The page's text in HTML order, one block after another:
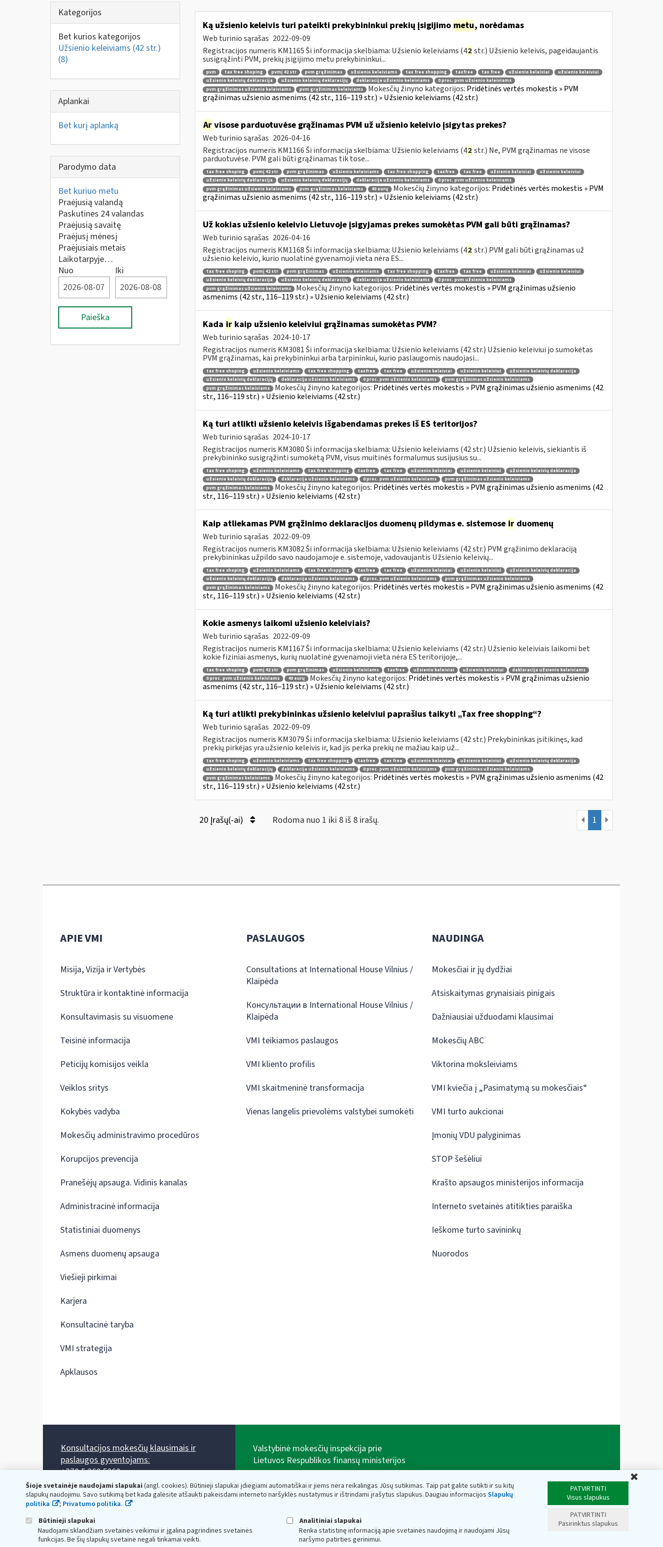
Kategorijos
Bet kurios kategorijos
Užsienio keleiviams (42 str.)
(8)
Aplankai
Bet kurį aplanką
Parodymo data
Bet kuriuo metu
Praėjusią valandą
Paskutines 24 valandas
Praėjusią savaitę
Praėjusį mėnesį
Praėjusiais metais
Laikotarpyje…
Nuo
Iki
Paieška
Ką užsienio keleivis turi pateikti prekybininkui prekių įsigijimo metu, norėdamas
Web turinio sąrašas 2022-09-09
Registracijos numeris KM1165 Ši informacija skelbiama: Užsienio keleiviams (42 str.) Užsienio keleivis, pageidaujantis
susigrąžinti PVM, prekių įsigijimo metu prekybininkui...
pvm tax free shoping pvmį 42 str pvm grąžinimas užsienio keleiviams tax free shopping taxfree tax free užsienio keleiviai
užsienio keleiviui
užsienio keleivių deklaracija
užsienio keleivių deklaracijų deklaracija užsienio keleiviams
0 proc. pvm užsienio keleiviams
pvm grąžinimas užsienio keleiviams
pvm grąžinimas keleiviams Mokesčių žinyno kategorijos: Pridėtinės vertės mokestis » PVM
grąžinimas užsienio asmenims (42 str., 116–119 str.) » Užsienio keleiviams (42 str.)
Arvisose parduotuvėse grąžinamas PVM už užsienio keleivio įsigytas prekes?
Web turinio sąrašas 2026-04-16
Registracijos numeris KM1166 Ši informacija skelbiama: Užsienio keleiviams (42 str.) Ne, PVM grąžinamas ne visose
parduotuvėse. PVM gali būti grąžinamas tik tose...
tax free shoping pvmį 42 str pvm grąžinimas užsienio keleiviams tax free shopping taxfree tax free užsienio keleiviai
užsienio keleiviui
užsienio keleivių deklaracija
užsienio keleivių deklaracijų deklaracija užsienio keleiviams
0 proc. pvm užsienio keleiviams
pvm grąžinimas užsienio keleiviams
pvm grąžinimas keleiviams 40 eurų Mokesčių žinyno kategorijos: Pridėtinės vertės mokestis » PVM
grąžinimas užsienio asmenims (42 str., 116–119 str.) » Užsienio keleiviams (42 str.)
Už kokias užsienio keleivio Lietuvoje įsigyjamas prekes sumokėtas PVM gali būti grąžinamas?
Web turinio sąrašas 2026-04-16
Registracijos numeris KM1168 Ši informacija skelbiama: Užsienio keleiviams (42 str.) PVM gali būti grąžinamas už
užsienio keleivio, kurio nuolatinė gyvenamoji vieta nėra ES...
tax free shoping pvmį 42 str pvm grąžinimas užsienio keleiviams tax free shopping taxfree tax free užsienio keleiviai
užsienio keleiviui
užsienio keleivių deklaracija
užsienio keleivių deklaracijų deklaracija užsienio keleiviams
0 proc. pvm užsienio keleiviams
pvm grąžinimas užsienio keleiviams
Mokesčių žinyno kategorijos: Pridėtinės vertės mokestis » PVM grąžinimas užsienio
asmenims (42 str., 116–119 str.) » Užsienio keleiviams (42 str.)
Kada irkaip užsienio keleiviui grąžinamas sumokėtas PVM?
Web turinio sąrašas 2024-10-17
Registracijos numeris KM3081 Ši informacija skelbiama: Užsienio keleiviams (42 str.) Užsienio keleiviui jo sumokėtas
PVM grąžinamas, kai prekybininkui arba tarpininkui, kurio paslaugomis naudojasi...
tax free shoping užsienio keleiviams tax free shopping taxfree tax free užsienio keleiviai užsienio keleiviui
užsienio keleivių deklaracija
užsienio keleivių deklaracijų
deklaracija užsienio keleiviams 0 proc. pvm užsienio keleiviams
pvm grąžinimas užsienio keleiviams
pvm grąžinimas keleiviams
Mokesčių žinyno kategorijos: Pridėtinės vertės mokestis » PVM grąžinimas užsienio asmenims (42
str., 116–119 str.) » Užsienio keleiviams (42 str.)
Ką turi atlikti užsienio keleivis išgabendamas prekes iš ES teritorijos?
Web turinio sąrašas 2024-10-17
Registracijos numeris KM3080 Ši informacija skelbiama: Užsienio keleiviams (42 str.) Užsienio keleivis, siekiantis iš
prekybininko susigrąžinti sumokėtą PVM, visus muitinės formalumus susijusius su...
tax free shoping užsienio keleiviams tax free shopping taxfree tax free užsienio keleiviai užsienio keleiviui
užsienio keleivių deklaracija
užsienio keleivių deklaracijų
deklaracija užsienio keleiviams 0 proc. pvm užsienio keleiviams
pvm grąžinimas užsienio keleiviams
pvm grąžinimas keleiviams
Mokesčių žinyno kategorijos: Pridėtinės vertės mokestis » PVM grąžinimas užsienio asmenims (42
str., 116–119 str.) » Užsienio keleiviams (42 str.)
Kaip atliekamas PVM grąžinimo deklaracijos duomenų pildymas e. sistemose irduomenų
Web turinio sąrašas 2022-09-09
Registracijos numeris KM3082 Ši informacija skelbiama: Užsienio keleiviams (42 str.) PVM grąžinimo deklaraciją
prekybininkas užpildo savo naudojamoje e. sistemoje, vadovaujantis Užsienio keleivių...
tax free shoping užsienio keleiviams tax free shopping taxfree tax free užsienio keleiviai užsienio keleiviui
užsienio keleivių deklaracija
užsienio keleivių deklaracijų
deklaracija užsienio keleiviams 0 proc. pvm užsienio keleiviams
pvm grąžinimas užsienio keleiviams
pvm grąžinimas keleiviams
Mokesčių žinyno kategorijos: Pridėtinės vertės mokestis » PVM grąžinimas užsienio asmenims (42
str., 116–119 str.) » Užsienio keleiviams (42 str.)
Kokie asmenys laikomi užsienio keleiviais?
Web turinio sąrašas 2022-09-09
Registracijos numeris KM1167 Ši informacija skelbiama: Užsienio keleiviams (42 str.) Užsienio keleiviais laikomi bet
kokie fiziniai asmenys, kurių nuolatinė gyvenamoji vieta nėra ES teritorijoje,...
tax free shoping pvmį 42 str pvm grąžinimas užsienio keleiviams taxfree užsienio keleiviai užsienio keleiviui
deklaracija užsienio keleiviams
0 proc. pvm užsienio keleiviams
40 eurų Mokesčių žinyno kategorijos: Pridėtinės vertės mokestis » PVM grąžinimas užsienio
asmenims (42 str., 116–119 str.) » Užsienio keleiviams (42 str.)
Ką turi atlikti prekybininkas užsienio keleiviui paprašius taikyti „Tax free shopping“?
Web turinio sąrašas 2022-09-09
Registracijos numeris KM3079 Ši informacija skelbiama: Užsienio keleiviams (42 str.) Prekybininkas įsitikinęs, kad
prekių pirkėjas yra užsienio keleivis ir, kad jis perka prekių ne mažiau kaip už...
tax free shoping užsienio keleiviams tax free shopping taxfree tax free užsienio keleiviai užsienio keleiviui
užsienio keleivių deklaracija
užsienio keleivių deklaracijų
deklaracija užsienio keleiviams 0 proc. pvm užsienio keleiviams
pvm grąžinimas užsienio keleiviams
pvm grąžinimas keleiviams
Mokesčių žinyno kategorijos: Pridėtinės vertės mokestis » PVM grąžinimas užsienio asmenims (42
str., 116–119 str.) » Užsienio keleiviams (42 str.)
20 Įrašų(-ai) Rodoma nuo 1 iki 8 iš 8 irašų. 1
Šioje svetainėje naudojami slapukai(angl. cookies). Būtinieji slapukai įdiegiami automatiškai ir jiems nėra reikalingas Jūsų sutikimas. Taip pat galite sutikti ir su kitų
slapukų naudojimu. Savo sutikimą bet kada galėsite atšaukti pakeisdami interneto naršyklės nustatymus ir ištrindami įrašytus slapukus. Daugiau informacijos Slapukų
politika
; Privatumo politika.
Būtinieji slapukai
Naudojami sklandžiam svetainės veikimui ir įgalina pagrindines svetainės
funkcijas. Be šių slapukų svetainė negali tinkamai veikti.
Analitiniai slapukai
Renka statistinę informaciją apie svetainės naudojimą ir naudojami Jūsų
naršymo patirties gerinimui.
PATVIRTINTI
Visus slapukus
PATVIRTINTI
Pasirinktus slapukus
APIE VMI
Misija, Vizija ir Vertybės
Struktūra ir kontaktinė informacija
Konsultavimasis su visuomene
Teisinė informacija
Peticijų komisijos veikla
Veiklos sritys
Kokybės vadyba
Mokesčių administravimo procedūros
Korupcijos prevencija
Pranešėjų apsauga. Vidinis kanalas
Administracinė informacija
Statistiniai duomenys
Asmens duomenų apsauga
Viešieji pirkimai
Karjera
Konsultacinė taryba
VMI strategija
Apklausos
PASLAUGOS
Consultations at International House Vilnius /
Klaipėda
Консультации в International House Vilnius /
Klaipėda
VMI teikiamos paslaugos
VMI kliento profilis
VMI skaitmeninė transformacija
Vienas langelis prievolėms valstybei sumokėti
NAUDINGA
Mokesčiai ir jų dydžiai
Atsiskaitymas grynaisiais pinigais
Dažniausiai užduodami klausimai
Mokesčių ABC
Viktorina moksleiviams
VMI kviečia į „Pasimatymą su mokesčiais“
VMI turto aukcionai
Įmonių VDU palyginimas
STOP šešėliui
Krašto apsaugos ministerijos informacija
Interneto svetainės atitikties paraiška
Ieškome turto savininkų
Nuorodos
Konsultacijos mokesčių klausimais ir
paslaugos gyventojams:
+370 5 260 5060
Darbo laikas: I-IV 8.00-17.00, V 8.00-15.45.
Prieššventinę dieną - viena valanda trumpiau.
Kiekvieno mėnesio antrą penktadienį 8.00 val. - 12.00 val.
Mano VMI
Valstybinė mokesčių inspekcija prie
Lietuvos Respublikos finansų ministerijos
adresas: Vasario 16-osios g. 14, 01107 Vilnius, Lietuva,
el.paštas:vmi@vmi.lt, E. pristatymo dėžutės adresas
Lietuvos Respublikos finansų ministerijos kaupiami ir
saugomi Juridinių asmenų registre